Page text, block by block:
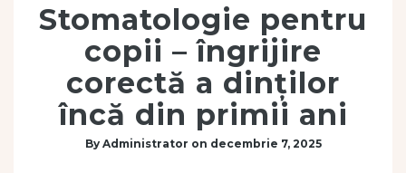
Stomatologie pentru
copii – îngrijire
corectă a dinților
încă din primii ani
By Administrator on decembrie 7, 2025